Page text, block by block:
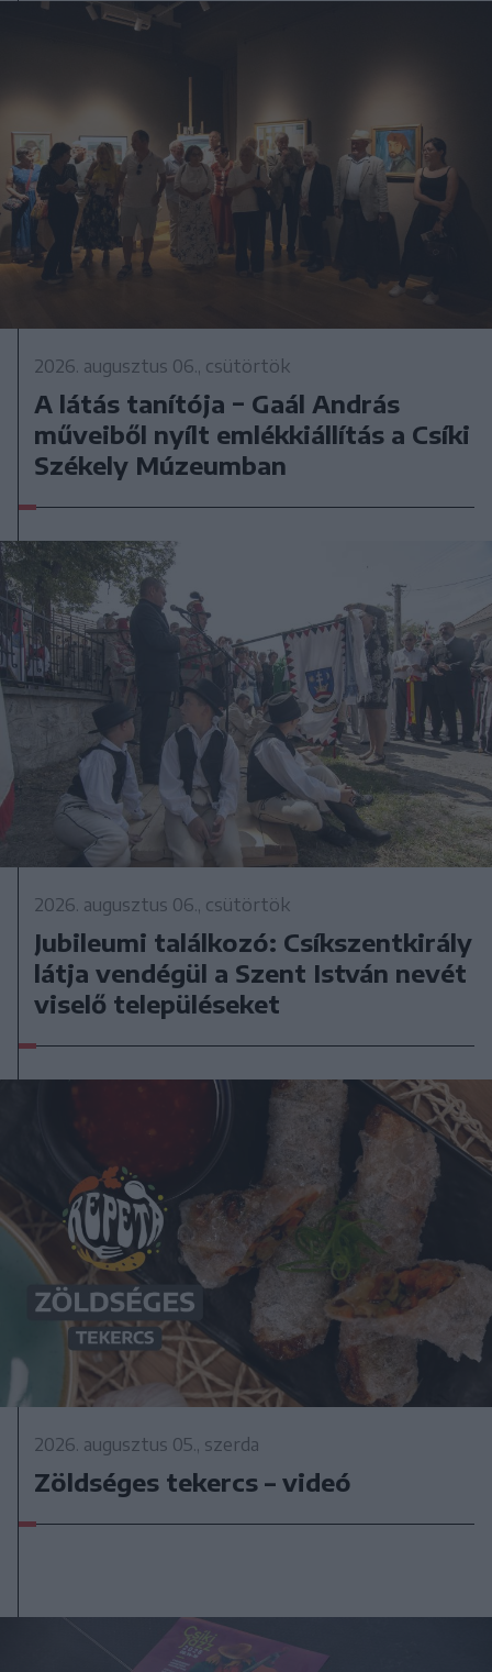
2026. augusztus 06., csütörtök
A látás tanítója − Gaál András
műveiből nyílt emlékkiállítás a Csíki
Székely Múzeumban
2026. augusztus 06., csütörtök
Jubileumi találkozó: Csíkszentkirály
látja vendégül a Szent István nevét
viselő településeket
2026. augusztus 05., szerda
Zöldséges tekercs – videó